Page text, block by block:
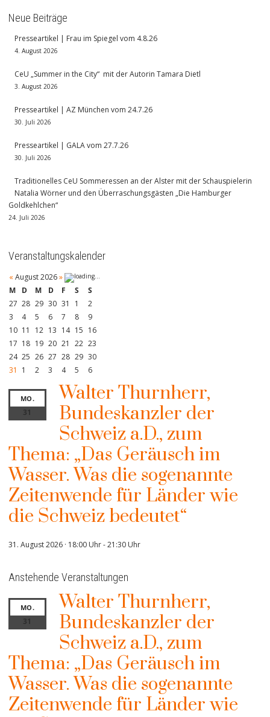
Neue Beiträge
Presseartikel | Frau im Spiegel vom 4.8.26
4. August 2026
CeU „Summer in the City“ mit der Autorin Tamara Dietl
3. August 2026
Presseartikel | AZ München vom 24.7.26
30. Juli 2026
Presseartikel | GALA vom 27.7.26
30. Juli 2026
Traditionelles CeU Sommeressen an der Alster mit der Schauspielerin
Natalia Wörner und den Überraschungsgästen „Die Hamburger
Goldkehlchen“
24. Juli 2026
Veranstaltungskalender
« August 2026»
M
D M D F S
S
27 28 29 30 31 1
2
3
4 5 6 7 8
9
10 11 12 13 14 15 16
17 18 19 20 21 22 23
24 25 26 27 28 29 30
31
1 2 3 4 5 6
MO.
31
Walter Thurnherr,
Bundeskanzler der
Schweiz a.D., zum
Thema: „Das Geräusch im
Wasser. Was die sogenannte
Zeitenwende für Länder wie
die Schweiz bedeutet“
31. August 2026 · 18:00 Uhr-21:30 Uhr
Anstehende Veranstaltungen
MO.
31
Walter Thurnherr,
Bundeskanzler der
Schweiz a.D., zum
Thema: „Das Geräusch im
Wasser. Was die sogenannte
Zeitenwende für Länder wie